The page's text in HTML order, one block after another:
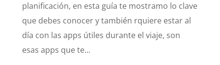
planificación, en esta guía te mostramo lo clave
que debes conocer y también rquiere estar al
día con las apps útiles durante el viaje, son
esas apps que te...